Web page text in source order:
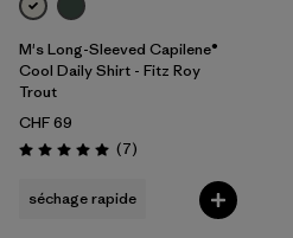
M's Long-Sleeved Capilene®
Cool Daily Shirt - Fitz Roy
Trout
CHF 69
Évaluation: 5.0 / 5
(7Avis
)
séchage rapide